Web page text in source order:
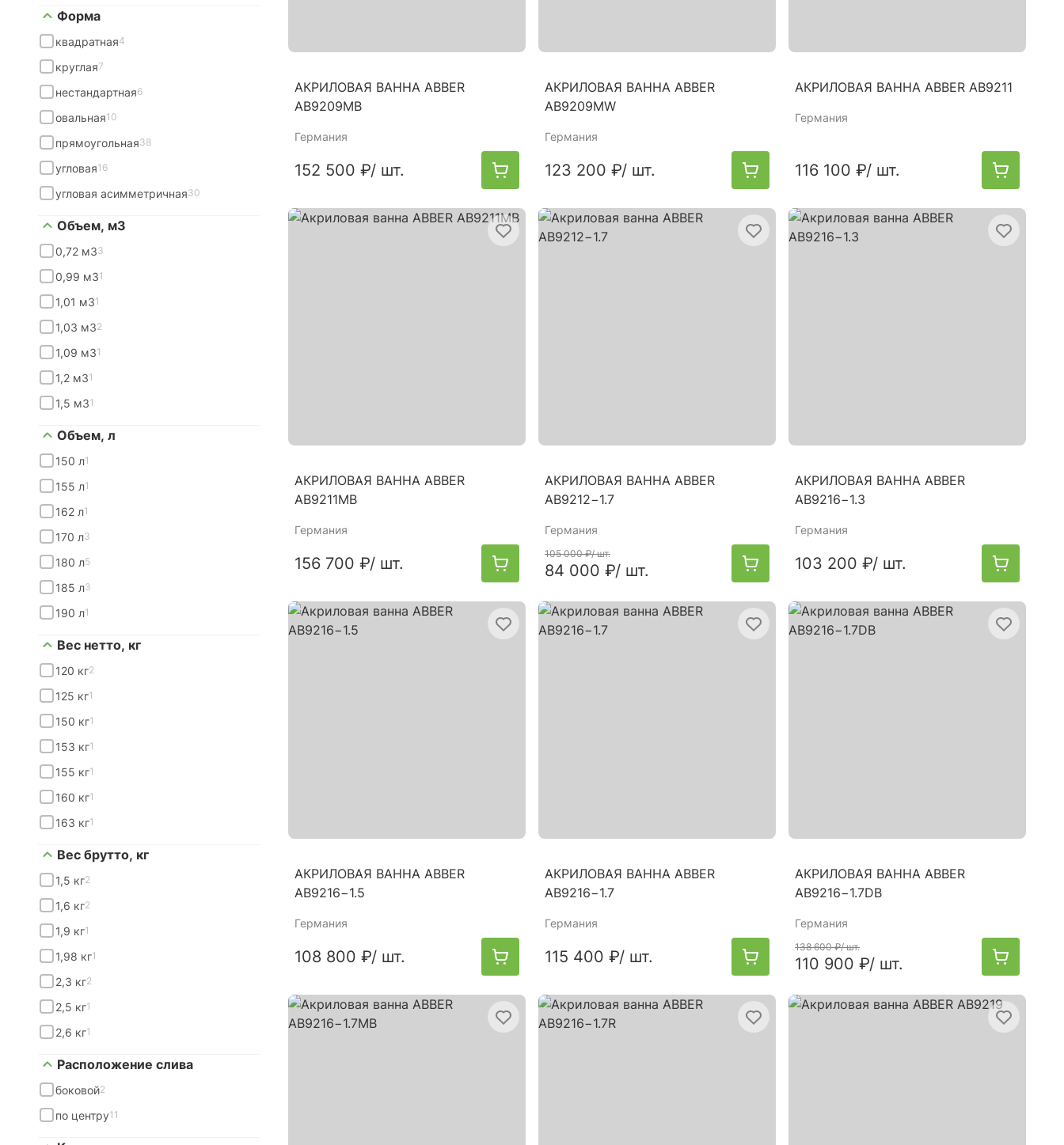
Форма
квадратная4
круглая7
нестандартная6
овальная10
прямоугольная38
угловая16
угловая асимметричная30
Объем, м3
0,72 м33
0,99 м31
1,01 м31
1,03 м32
1,09 м31
1,2 м31
1,5 м31
Объем, л
150 л1
155 л1
162 л1
170 л3
180 л5
185 л3
190 л1
Вес нетто, кг
120 кг2
125 кг1
150 кг1
153 кг1
155 кг1
160 кг1
163 кг1
Вес брутто, кг
1,5 кг2
1,6 кг2
1,9 кг1
1,98 кг1
2,3 кг2
2,5 кг1
2,6 кг1
Расположение слива
боковой2
по центру11
АКРИЛОВАЯ ВАННА ABBER
AB9209MB
Германия
152 500 ₽/ шт.
АКРИЛОВАЯ ВАННА ABBER
AB9209MW
Германия
123 200 ₽/ шт.
АКРИЛОВАЯ ВАННА ABBER AB9211
Германия
116 100 ₽/ шт.
АКРИЛОВАЯ ВАННА ABBER
AB9211MB
Германия
156 700 ₽/ шт.
АКРИЛОВАЯ ВАННА ABBER
AB9212−1.7
Германия
105 000 ₽/ шт.
84 000 ₽/ шт.
АКРИЛОВАЯ ВАННА ABBER
AB9216−1.3
Германия
103 200 ₽/ шт.
АКРИЛОВАЯ ВАННА ABBER
AB9216−1.5
Германия
108 800 ₽/ шт.
АКРИЛОВАЯ ВАННА ABBER
AB9216−1.7
Германия
115 400 ₽/ шт.
АКРИЛОВАЯ ВАННА ABBER
AB9216−1.7DB
Германия
138 600 ₽/ шт.
110 900 ₽/ шт.